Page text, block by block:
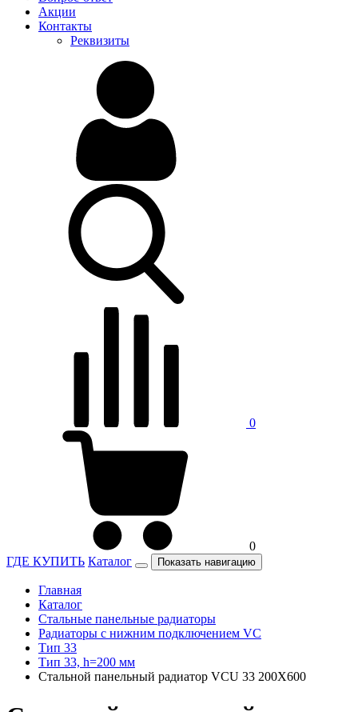
Акции
Контакты
Реквизиты
0
0
ГДЕ КУПИТЬ Каталог Показать навигацию
Главная
Каталог
Стальные панельные радиаторы
Радиаторы c нижним подключением VC
Тип 33
Тип 33, h=200 мм
Стальной панельный радиатор VCU 33 200X600